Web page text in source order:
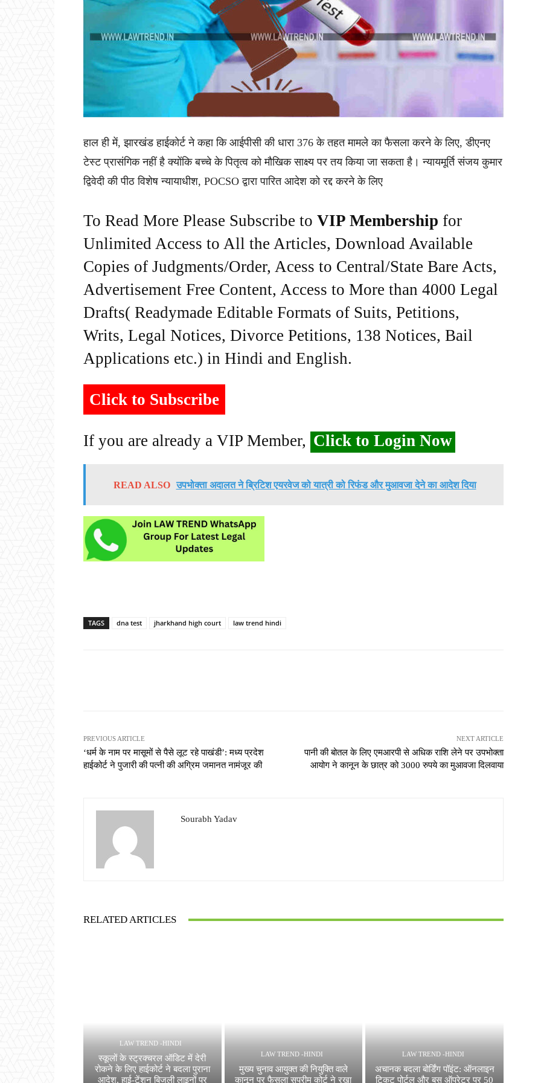
हाल ही में, झारखंड हाईकोर्ट ने कहा कि आईपीसी की धारा 376 के तहत मामले का फैसला करने के लिए, डीएनए
टेस्ट प्रासंगिक नहीं है क्योंकि बच्चे के पितृत्व को मौखिक साक्ष्य पर तय किया जा सकता है। न्यायमूर्ति संजय कुमार
द्विवेदी की पीठ विशेष न्यायाधीश, POCSO द्वारा पारित आदेश को रद्द करने के लिए
To Read More Please Subscribe to VIP Membership for
Unlimited Access to All the Articles, Download Available
Copies of Judgments/Order, Acess to Central/State Bare Acts,
Advertisement Free Content, Access to More than 4000 Legal
Drafts( Readymade Editable Formats of Suits, Petitions,
Writs, Legal Notices, Divorce Petitions, 138 Notices, Bail
Applications etc.) in Hindi and English.
Click to Subscribe
If you are already a VIP Member, Click to Login Now
READ ALSO उपभोक्ता अदालत ने ब्रिटिश एयरवेज को यात्री को रिफंड और मुआवजा देने का आदेश दिया
TAGS dna test jharkhand high court law trend hindi
PREVIOUS ARTICLE
‘धर्म के नाम पर मासूमों से पैसे लूट रहे पाखंडी’: मध्य प्रदेश
हाईकोर्ट ने पुजारी की पत्नी की अग्रिम जमानत नामंजूर की
NEXT ARTICLE
पानी की बोतल के लिए एमआरपी से अधिक राशि लेने पर उपभोक्ता
आयोग ने कानून के छात्र को 3000 रुपये का मुआवजा दिलवाया
Sourabh Yadav
RELATED ARTICLES
LAW TREND -HINDI
स्कूलों के स्ट्रक्चरल ऑडिट में देरी
रोकने के लिए हाईकोर्ट ने बदला पुराना
आदेश, हाई-टेंशन बिजली लाइनों पर
LAW TREND -HINDI
मुख्य चुनाव आयुक्त की नियुक्ति वाले
कानून पर फैसला सुप्रीम कोर्ट ने रखा
LAW TREND -HINDI
अचानक बदला बोर्डिंग पॉइंट: ऑनलाइन
टिकट पोर्टल और बस ऑपरेटर पर 50